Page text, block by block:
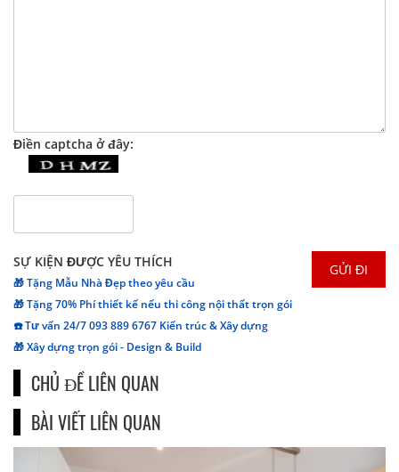
Điền captcha ở đây:
SỰ KIỆN ĐƯỢC YÊU THÍCH
🎁 Tặng Mẫu Nhà Đẹp theo yêu cầu
🎁 Tặng 70% Phí thiết kế nếu thi công nội thất trọn gói
☎️ Tư vấn 24/7 093 889 6767 Kiến trúc & Xây dựng
🎁 Xây dựng trọn gói - Design & Build
CHỦ ĐỀ LIÊN QUAN
BÀI VIẾT LIÊN QUAN